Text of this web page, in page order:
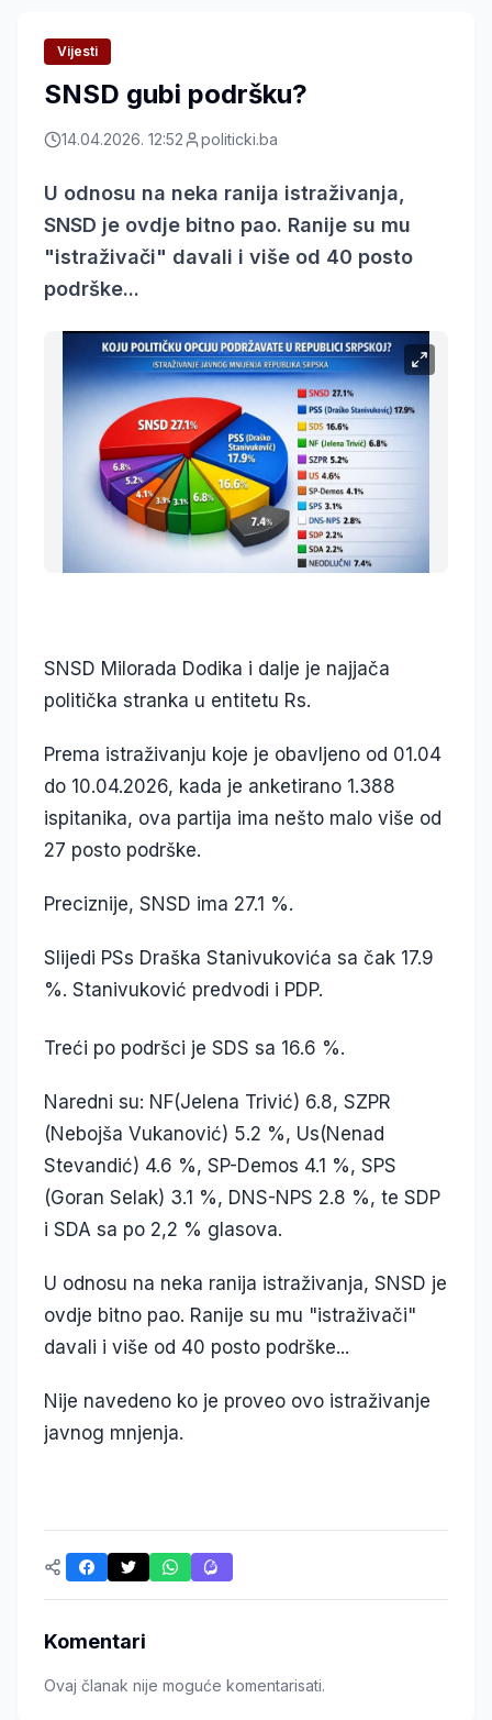
Vijesti
SNSD gubi podršku?
14.04.2026. 12:52 politicki.ba
U odnosu na neka ranija istraživanja,
SNSD je ovdje bitno pao. Ranije su mu
"istraživači" davali i više od 40 posto
podrške...
SNSD Milorada Dodika i dalje je najjača
politička stranka u entitetu Rs.
Prema istraživanju koje je obavljeno od 01.04
do 10.04.2026, kada je anketirano 1.388
ispitanika, ova partija ima nešto malo više od
27 posto podrške.
Preciznije, SNSD ima 27.1 %.
Slijedi PSs Draška Stanivukovića sa čak 17.9
%. Stanivuković predvodi i PDP.
Treći po podršci je SDS sa 16.6 %.
Naredni su: NF(Jelena Trivić) 6.8, SZPR
(Nebojša Vukanović) 5.2 %, Us(Nenad
Stevandić) 4.6 %, SP-Demos 4.1 %, SPS
(Goran Selak) 3.1 %, DNS-NPS 2.8 %, te SDP
i SDA sa po 2,2 % glasova.
U odnosu na neka ranija istraživanja, SNSD je
ovdje bitno pao. Ranije su mu "istraživači"
davali i više od 40 posto podrške...
Nije navedeno ko je proveo ovo istraživanje
javnog mnjenja.
Komentari
Ovaj članak nije moguće komentarisati.